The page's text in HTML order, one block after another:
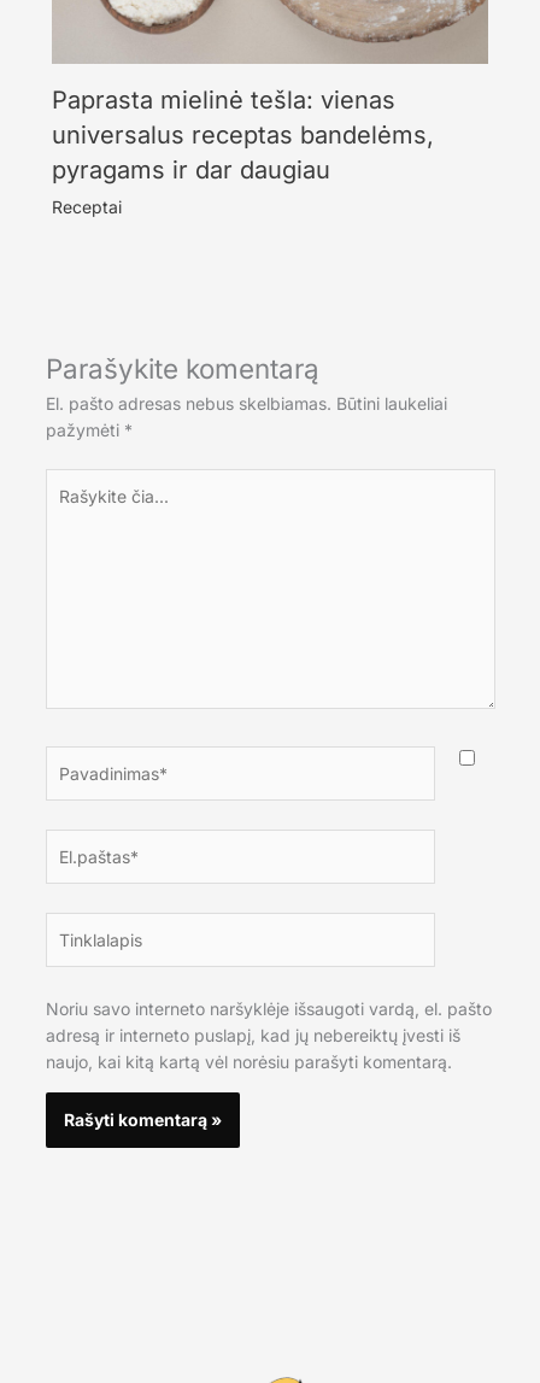
Paprasta mielinė tešla: vienas
universalus receptas bandelėms,
pyragams ir dar daugiau
Receptai
Parašykite komentarą
El. pašto adresas nebus skelbiamas. Būtini laukeliai
pažymėti *
čia...
Noriu savo interneto naršyklėje išsaugoti vardą, el. pašto
adresą ir interneto puslapį, kad jų nebereiktų įvesti iš
naujo, kai kitą kartą vėl norėsiu parašyti komentarą.